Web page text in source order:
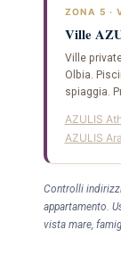
ZONA 5 ·
Ville
Ville
Olbia.
spiaggia.
AZULIS
AZULIS
Controlli
appartamento.
vista mare,